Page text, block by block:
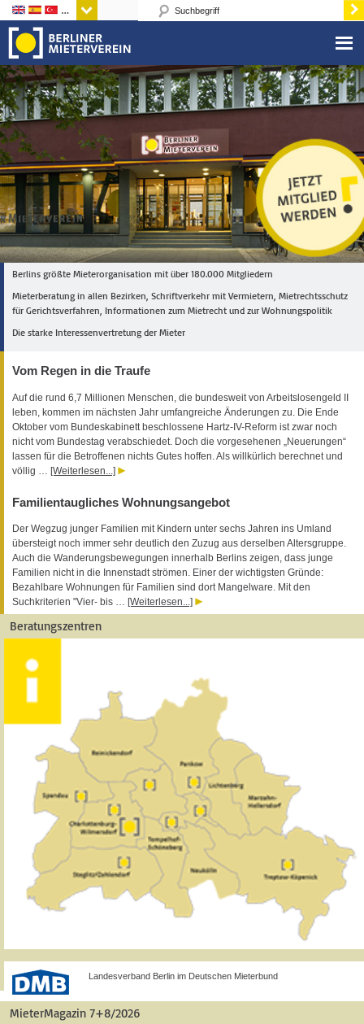
Sprachen
Berlins größte Mieterorganisation mit über 180.000 Mitgliedern
Mieterberatung in allen Bezirken, Schriftverkehr mit Vermietern, Mietrechtsschutz
für Gerichtsverfahren, Informationen zum Mietrecht und zur Wohnungspolitik
Die starke Interessenvertretung der Mieter
Vom Regen in die Traufe
Auf die rund 6,7 Millionen Menschen, die bundesweit von Arbeitslosengeld II
leben, kommen im nächsten Jahr umfangreiche Änderungen zu. Die Ende
Oktober vom Bundeskabinett beschlossene Hartz-IV-Reform ist zwar noch
nicht vom Bundestag verabschiedet. Doch die vorgesehenen „Neuerungen“
lassen für die Betroffenen nichts Gutes hoffen. Als willkürlich berechnet und
völlig … [Weiterlesen...]
Familientaugliches Wohnungsangebot
Der Wegzug junger Familien mit Kindern unter sechs Jahren ins Umland
übersteigt noch immer sehr deutlich den Zuzug aus derselben Altersgruppe.
Auch die Wanderungsbewegungen innerhalb Berlins zeigen, dass junge
Familien nicht in die Innenstadt strömen. Einer der wichtigsten Gründe:
Bezahlbare Wohnungen für Familien sind dort Mangelware. Mit den
Suchkriterien "Vier- bis … [Weiterlesen...]
Beratungszentren
Landesverband Berlin im Deutschen Mieterbund
MieterMagazin 7+8/2026